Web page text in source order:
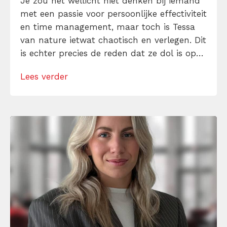
met een passie voor persoonlijke effectiviteit
en time management, maar toch is Tessa
van nature ietwat chaotisch en verlegen. Dit
is echter precies de reden dat ze dol is op
ontwikkeling. Als iets moeilijk of spannend
Lees verder